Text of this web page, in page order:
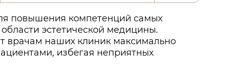
повышения компетенций самых
эстетической медицины.
врачам наших клиник максимально
избегая неприятных